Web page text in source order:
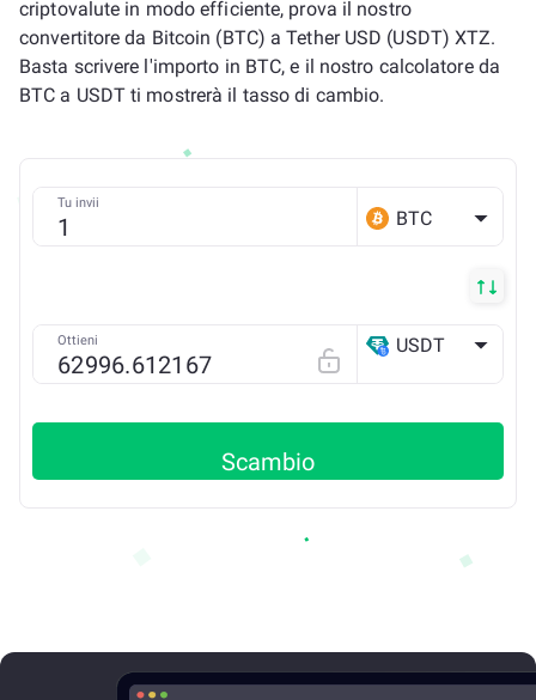
criptovalute in modo efficiente, prova il nostro
convertitore da Bitcoin (BTC) a Tether USD (USDT) XTZ.
Basta scrivere l'importo in BTC, e il nostro calcolatore da
BTC a USDT ti mostrerà il tasso di cambio.
Tu invii
BTC
Ottieni USDT
Scambio